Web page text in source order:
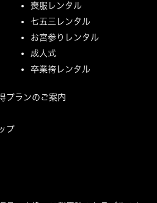
喪服レンタル
七五三レンタル
お宮参りレンタル
成人式
卒業袴レンタル
プランのご案内
プ